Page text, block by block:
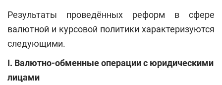
Результаты проведённых реформ в сфере
валютной и курсовой политики характеризуются
следующими.
I. Валютно-обменные операции с юридическими
лицами